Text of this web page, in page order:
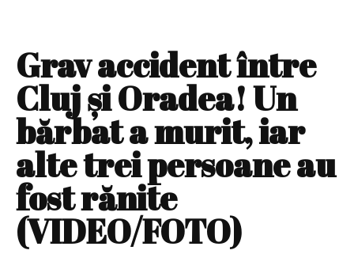
Grav accident între
Cluj şi Oradea! Un
bărbat a murit, iar
alte trei persoane au
fost rănite
(VIDEO/FOTO)